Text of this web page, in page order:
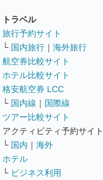
トラベル
旅行予約サイト
└ 国内旅行 ｜ 海外旅行
航空券比較サイト
ホテル比較サイト
格安航空券 LCC
└ 国内線 ｜ 国際線
ツアー比較サイト
アクティビティ予約サイト
└ 国内 ｜ 海外
ホテル
└ ビジネス利用